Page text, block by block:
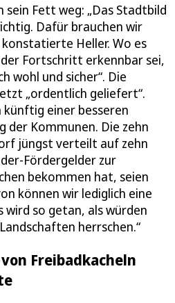
sein Fett weg: „Das Stadtbild
Dafür brauchen wir
Heller. Wo es
Fortschritt erkennbar sei,
wohl und sicher“. Die
„ordentlich geliefert“.
künftig einer besseren
der Kommunen. Die zehn
jüngst verteilt auf zehn
Fördergelder zur
bekommen hat, seien
können wir lediglich eine
wird so getan, als würden
herrschen.“
Freibadkacheln